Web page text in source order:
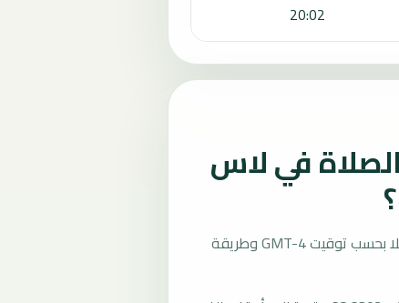
20:02
في لاس
تُحسب مواقيت الصلاة في لاس فيجاس، فنزويلا بحسب توقيت GMT-4 وطريقة